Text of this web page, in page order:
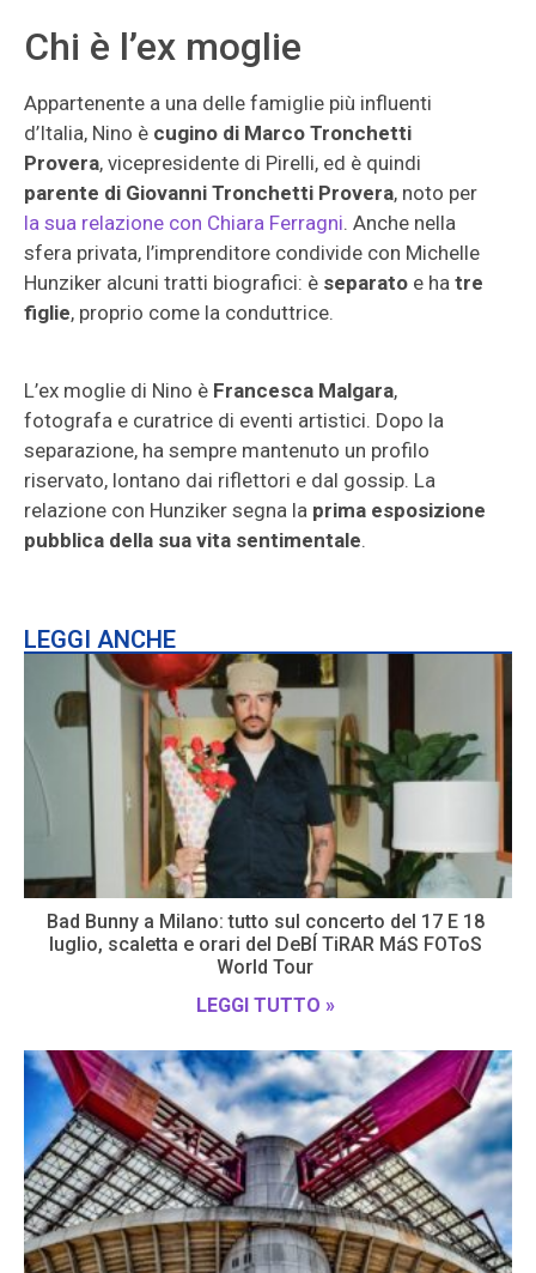
Chi è l’ex moglie
Appartenente a una delle famiglie più influenti
d’Italia, Nino è cugino di Marco Tronchetti
Provera, vicepresidente di Pirelli, ed è quindi
parente di Giovanni Tronchetti Provera, noto per
la sua relazione con Chiara Ferragni. Anche nella
sfera privata, l’imprenditore condivide con Michelle
Hunziker alcuni tratti biografici: è separato e ha tre
figlie, proprio come la conduttrice.
L’ex moglie di Nino è Francesca Malgara,
fotografa e curatrice di eventi artistici. Dopo la
separazione, ha sempre mantenuto un profilo
riservato, lontano dai riflettori e dal gossip. La
relazione con Hunziker segna la prima esposizione
pubblica della sua vita sentimentale.
LEGGI ANCHE
Bad Bunny a Milano: tutto sul concerto del 17 E 18
luglio, scaletta e orari del DeBÍ TiRAR MáS FOToS
World Tour
LEGGI TUTTO »